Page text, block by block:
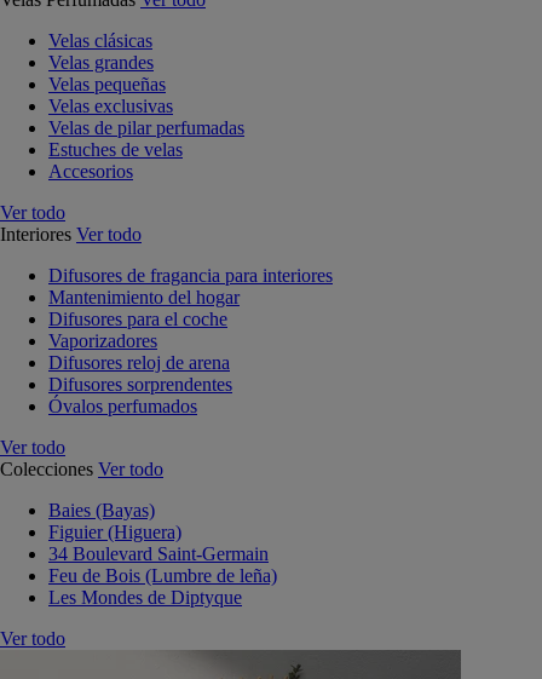
Velas clásicas
Velas grandes
Velas pequeñas
Velas exclusivas
Velas de pilar perfumadas
Estuches de velas
Accesorios
Ver todo
Interiores Ver todo
Difusores de fragancia para interiores
Mantenimiento del hogar
Difusores para el coche
Vaporizadores
Difusores reloj de arena
Difusores sorprendentes
Óvalos perfumados
Ver todo
Colecciones Ver todo
Baies (Bayas)
Figuier (Higuera)
34 Boulevard Saint-Germain
Feu de Bois (Lumbre de leña)
Les Mondes de Diptyque
Ver todo